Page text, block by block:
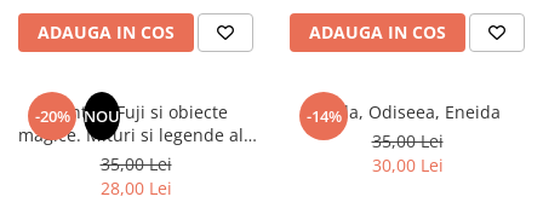
Minte Corp
New Illuminati Files
Numerologie
Paranormal
Parapsihologie
ADAUGA IN COS ADAUGA IN COS
-20% NOU
Muntele Fuji si obiecte
magice. Mituri si legende ale
Japoniei
35,00 Lei
28,00 Lei
-14%
Iliada, Odiseea, Eneida
35,00 Lei
30,00 Lei